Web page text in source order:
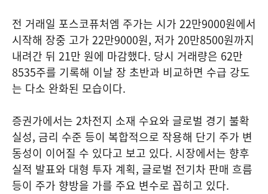
전 거래일 포스코퓨처엠 주가는 시가 22만9000원에서
시작해 장중 고가 22만9000원, 저가 20만8500원까지
내려간 뒤 21만 원에 마감했다. 당시 거래량은 62만
8535주를 기록해 이날 장 초반과 비교하면 수급 강도
는 다소 완화된 모습이다.
증권가에서는 2차전지 소재 수요와 글로벌 경기 불확
실성, 금리 수준 등이 복합적으로 작용해 단기 주가 변
동성이 이어질 수 있다고 보고 있다. 시장에서는 향후
실적 발표와 대형 투자 계획, 글로벌 전기차 판매 흐름
등이 주가 향방을 가를 주요 변수로 꼽히고 있다.